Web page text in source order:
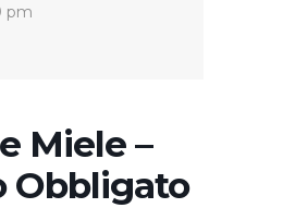
pm
Miele –
Obbligato